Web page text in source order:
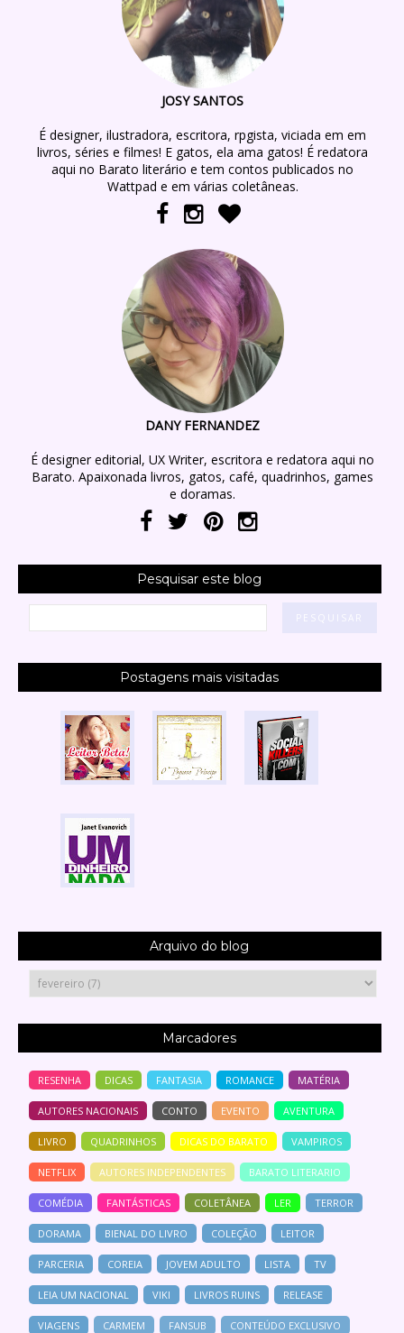
JOSY SANTOS
É designer, ilustradora, escritora, rpgista, viciada em em
livros, séries e filmes! E gatos, ela ama gatos! É redatora
aqui no Barato literário e tem contos publicados no
Wattpad e em várias coletâneas.
DANY FERNANDEZ
É designer editorial, UX Writer, escritora e redatora aqui no
Barato. Apaixonada livros, gatos, café, quadrinhos, games
e doramas.
Pesquisar este blog
Postagens mais visitadas
Arquivo do blog
Marcadores
RESENHA DICAS FANTASIA ROMANCE MATÉRIA
AUTORES NACIONAIS CONTO EVENTO AVENTURA
LIVRO QUADRINHOS DICAS DO BARATO VAMPIROS
NETFLIX AUTORES INDEPENDENTES BARATO LITERARIO
COMÉDIA FANTÁSTICAS COLETÂNEA LER TERROR
DORAMA BIENAL DO LIVRO COLEÇÃO LEITOR
PARCERIA COREIA JOVEM ADULTO LISTA TV
LEIA UM NACIONAL VIKI LIVROS RUINS RELEASE
VIAGENS CARMEM FANSUB CONTEÚDO EXCLUSIVO